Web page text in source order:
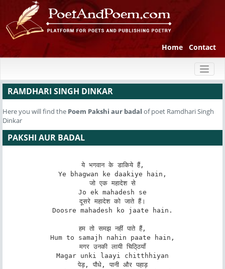
Home Contact
RAMDHARI SINGH DINKAR
Here you will find the Poem Pakshi aur badal of poet Ramdhari Singh
Dinkar
PAKSHI AUR BADAL
ये भगवान के डाकिये हैं,
Ye bhagwan ke daakiye hain,
जो एक महादेश से
Jo ek mahadesh se
दूसरे महादेश को जाते हैं।
Doosre mahadesh ko jaate hain.
हम तो समझ नहीं पाते हैं,
Hum to samajh nahin paate hain,
मगर उनकी लायी चिठि्ठयाँ
Magar unki laayi chitthhiyan
पेड़, पौधे, पानी और पहाड़